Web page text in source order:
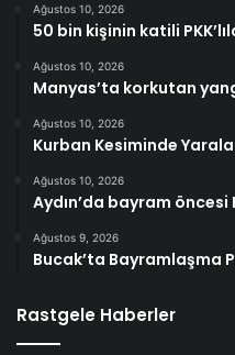
Ağustos 10, 2026
50 bin kişinin katili
Ağustos 10, 2026
Manyas’ta korkutan
Ağustos 10, 2026
Kurban Kesiminde
Ağustos 10, 2026
Aydın’da bayram öncesi
Ağustos 9, 2026
Bucak’ta Bayramlaşma
Rastgele Haberler